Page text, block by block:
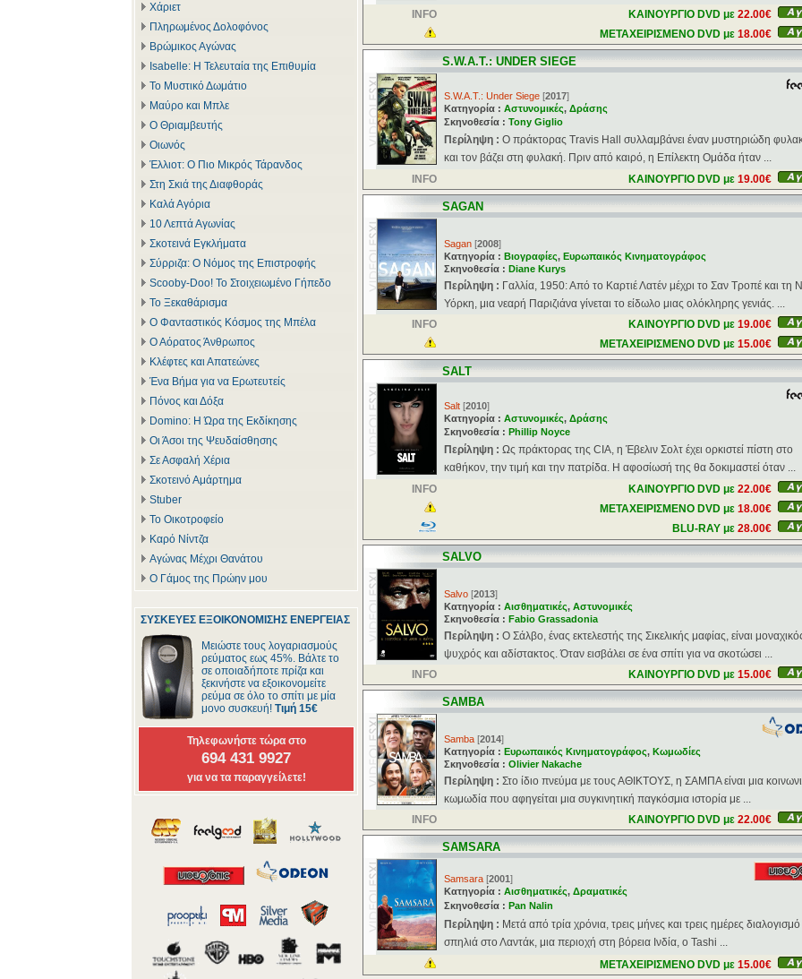
Χάριετ
Πληρωμένος Δολοφόνος
Βρώμικος Αγώνας
Isabelle: Η Τελευταία της Επιθυμία
Το Μυστικό Δωμάτιο
Μαύρο και Μπλε
Ο Θριαμβευτής
Οιωνός
Έλλιοτ: Ο Πιο Μικρός Τάρανδος
Στη Σκιά της Διαφθοράς
Καλά Αγόρια
10 Λεπτά Αγωνίας
Σκοτεινά Εγκλήματα
Σύρριζα: Ο Νόμος της Επιστροφής
Scooby-Doo! Το Στοιχειωμένο Γήπεδο
Το Ξεκαθάρισμα
Ο Φανταστικός Κόσμος της Μπέλα
Ο Αόρατος Άνθρωπος
Κλέφτες και Απατεώνες
Ένα Βήμα για να Ερωτευτείς
Πόνος και Δόξα
Domino: Η Ώρα της Εκδίκησης
Οι Άσοι της Ψευδαίσθησης
Σε Ασφαλή Χέρια
Σκοτεινό Αμάρτημα
Stuber
Το Οικοτροφείο
Καρό Νίντζα
Αγώνας Μέχρι Θανάτου
Ο Γάμος της Πρώην μου
ΣΥΣΚΕΥΕΣ ΕΞΟΙΚΟΝΟΜΙΣΗΣ ΕΝΕΡΓΕΙΑΣ
Μειώστε τους λογαριασμούς
ρεύματος εως 45%. Βάλτε το
σε οποιαδήποτε πρίζα και
ξεκινήστε να εξοικονομείτε
ρεύμα σε όλο το σπίτι με μία
μονο συσκευή! Τιμή 15€
Τηλεφωνήστε τώρα στο
694 431 9927
για να τα παραγγείλετε!
INFO
ΚΑΙΝΟΥΡΓΙΟ DVD με 22.00€
ΜΕΤΑΧΕΙΡΙΣΜΕΝΟ DVD με 18.00€
S.W.A.T.: UNDER SIEGE
S.W.A.T.: Under Siege [2017]
Κατηγορία : Αστυνομικές, Δράσης
Σκηνοθεσία : Tony Giglio
Περίληψη : Ο πράκτορας Travis Hall συλλαμβάνει έναν μυστηριώδη
και τον βάζει στη φυλακή. Πριν από καιρό, η Επίλεκτη Ομάδα ήταν ...
INFO
ΚΑΙΝΟΥΡΓΙΟ DVD με 19.00€
SAGAN
Sagan [2008]
Κατηγορία : Βιογραφίες, Ευρωπαικός Κινηματογράφος
Σκηνοθεσία : Diane Kurys
Περίληψη : Γαλλία, 1950: Από το Καρτιέ Λατέν μέχρι το Σαν Τροπέ και τη
Υόρκη, μια νεαρή Παριζιάνα γίνεται το είδωλο μιας ολόκληρης γενιάς. ...
INFO
ΚΑΙΝΟΥΡΓΙΟ DVD με 19.00€
ΜΕΤΑΧΕΙΡΙΣΜΕΝΟ DVD με 15.00€
SALT
Salt [2010]
Κατηγορία : Αστυνομικές, Δράσης
Σκηνοθεσία : Phillip Noyce
Περίληψη : Ως πράκτορας της CIA, η Έβελιν Σολτ έχει ορκιστεί πίστη στο
καθήκον, την τιμή και την πατρίδα. Η αφοσίωσή της θα δοκιμαστεί όταν ...
INFO
ΚΑΙΝΟΥΡΓΙΟ DVD με 22.00€
ΜΕΤΑΧΕΙΡΙΣΜΕΝΟ DVD με 18.00€
BLU-RAY με 28.00€
SALVO
Salvo [2013]
Κατηγορία : Αισθηματικές, Αστυνομικές
Σκηνοθεσία : Fabio Grassadonia
Περίληψη : Ο Σάλβο, ένας εκτελεστής της Σικελικής μαφίας, είναι
ψυχρός και αδίστακτος. Όταν εισβάλει σε ένα σπίτι για να σκοτώσει ...
INFO
ΚΑΙΝΟΥΡΓΙΟ DVD με 15.00€
SAMBA
Samba [2014]
Κατηγορία : Ευρωπαικός Κινηματογράφος, Κωμωδίες
Σκηνοθεσία : Olivier Nakache
Περίληψη : Στο ίδιο πνεύμα με τους ΑΘΙΚΤΟΥΣ, η ΣΑΜΠΑ είναι μια
κωμωδία που αφηγείται μια συγκινητική παγκόσμια ιστορία με ...
INFO
ΚΑΙΝΟΥΡΓΙΟ DVD με 22.00€
SAMSARA
Samsara [2001]
Κατηγορία : Αισθηματικές, Δραματικές
Σκηνοθεσία : Pan Nalin
Περίληψη : Μετά από τρία χρόνια, τρεις μήνες και τρεις ημέρες
σπηλιά στο Λαντάκ, μια περιοχή στη βόρεια Ινδία, ο Tashi ...
ΜΕΤΑΧΕΙΡΙΣΜΕΝΟ DVD με 15.00€